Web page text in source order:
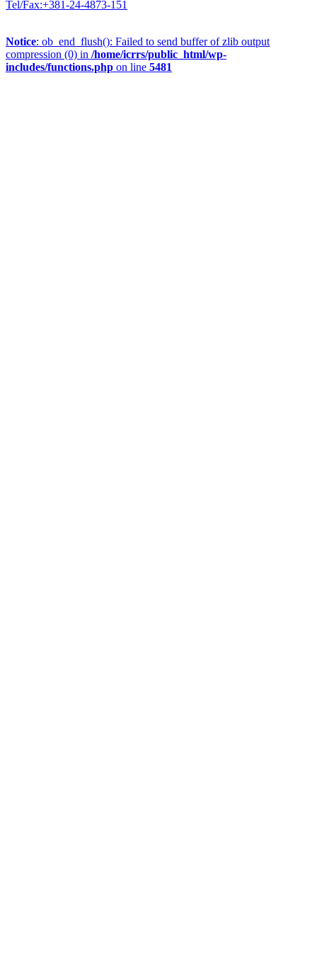
Tel/Fax:+381-24-4873-151
Notice: ob_end_flush(): Failed to send buffer of zlib output
compression (0) in /home/icrrs/public_html/wp-
includes/functions.php on line 5481